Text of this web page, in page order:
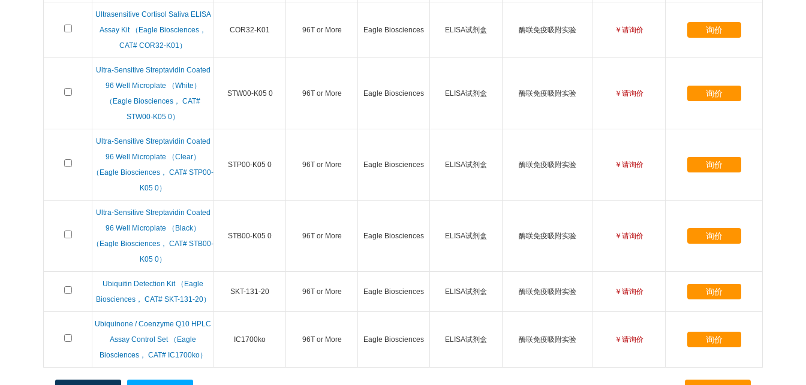
Ultrasensitive Cortisol Saliva ELISA
Assay Kit （Eagle Biosciences，
CAT# COR32-K01）
COR32-K01 96T or More Eagle Biosciences ELISA试剂盒 酶联免疫吸附实验 ￥请询价 询价
Ultra-Sensitive Streptavidin Coated
96 Well Microplate （White）
（Eagle Biosciences， CAT#
STW00-K05 0）
STW00-K05 0 96T or More Eagle Biosciences ELISA试剂盒 酶联免疫吸附实验 ￥请询价 询价
Ultra-Sensitive Streptavidin Coated
96 Well Microplate （Clear）
（Eagle Biosciences， CAT# STP00-
K05 0）
STP00-K05 0 96T or More Eagle Biosciences ELISA试剂盒 酶联免疫吸附实验 ￥请询价 询价
Ultra-Sensitive Streptavidin Coated
96 Well Microplate （Black）
（Eagle Biosciences， CAT# STB00-
K05 0）
STB00-K05 0 96T or More Eagle Biosciences ELISA试剂盒 酶联免疫吸附实验 ￥请询价 询价
Ubiquitin Detection Kit （Eagle
Biosciences， CAT# SKT-131-20）
SKT-131-20 96T or More Eagle Biosciences ELISA试剂盒 酶联免疫吸附实验 ￥请询价 询价
Ubiquinone / Coenzyme Q10 HPLC
Assay Control Set （Eagle
Biosciences， CAT# IC1700ko）
IC1700ko 96T or More Eagle Biosciences ELISA试剂盒 酶联免疫吸附实验 ￥请询价 询价